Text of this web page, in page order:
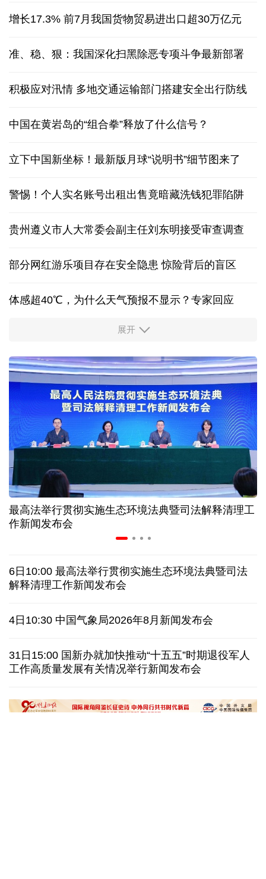
增长17.3% 前7月我国货物贸易进出口超30万亿元
准、稳、狠：我国深化扫黑除恶专项斗争最新部署
积极应对汛情 多地交通运输部门搭建安全出行防线
中国在黄岩岛的“组合拳”释放了什么信号？
立下中国新坐标！最新版月球“说明书”细节图来了
警惕！个人实名账号出租出售竟暗藏洗钱犯罪陷阱
贵州遵义市人大常委会副主任刘东明接受审查调查
部分网红游乐项目存在安全隐患 惊险背后的盲区
体感超40℃，为什么天气预报不显示？专家回应
服务实体经济 财政金融打出“组合拳”
31省份上半年外贸成绩单出炉 见证产业提质跃迁
比一张A4纸还要薄！我国高端钢材迎来密集突破
让药品更好触达患者 多款新药选择网络平台首发
7月份中国仓储指数保持扩张 行业运行韧性较强
金价大反弹！黄金以旧换新业务火热，记者探访
特朗普再签行政令 禁止“生育旅游”收紧“出生公民权”
伊朗拟禁止敌对方通行霍尔木兹海峡 对违规者重罚
美参议院委员会投票认定传染病专家福奇藐视国会
展开
最高法举行贯彻实施生态环境法典暨司法解释清理工
作新闻发布会
6日10:00 最高法举行贯彻实施生态环境法典暨司法
解释清理工作新闻发布会
4日10:30 中国气象局2026年8月新闻发布会
31日15:00 国新办就加快推动“十五五”时期退役军人
工作高质量发展有关情况举行新闻发布会